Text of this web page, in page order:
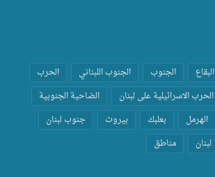
البقاع الجنوب الجنوب اللبناني
الحرب
الحرب الاسرائيلية على لبنان
الضاحية الجنوبية
الهرمل بعلبك بيروت
جنوب لبنان
لبنان مناطق